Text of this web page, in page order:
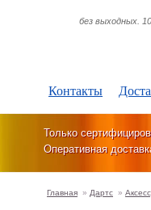
Контакты
без выходных.
Только
Оперативная
Главная » Дартс »